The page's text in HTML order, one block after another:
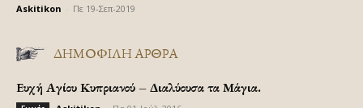
Askitikon Πε 19-Σεπ-2019
ΔΗΜΟΦΙΛΗ ΑΡΘΡΑ
Ευχή Αγίου Κυπριανού – Διαλύουσα τα Μάγια.